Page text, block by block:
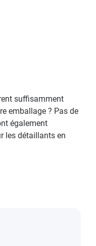
suffisamment
emballage ? Pas de
également
les détaillants en